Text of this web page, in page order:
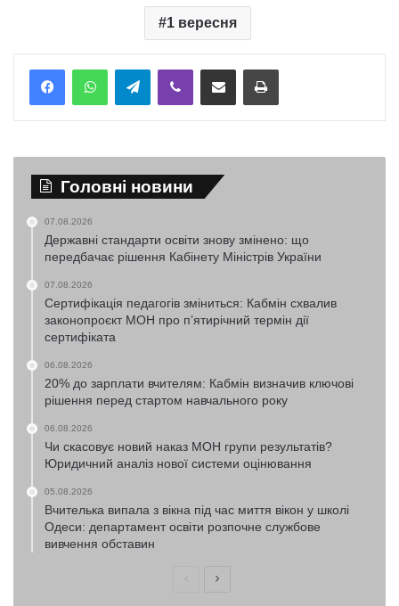
1 вересня
TelegramViber Надіслати електронною поштоюНадрукувати
Головні новини
07.08.2026
Державні стандарти освіти знову змінено: що
передбачає рішення Кабінету Міністрів України
07.08.2026
Сертифікація педагогів зміниться: Кабмін схвалив
законопроєкт МОН про п’ятирічний термін дії
сертифіката
06.08.2026
20% до зарплати вчителям: Кабмін визначив ключові
рішення перед стартом навчального року
06.08.2026
Чи скасовує новий наказ МОН групи результатів?
Юридичний аналіз нової системи оцінювання
05.08.2026
Вчителька випала з вікна під час миття вікон у школі
Одеси: департамент освіти розпочне службове
вивчення обставин
ПопередняНаступна